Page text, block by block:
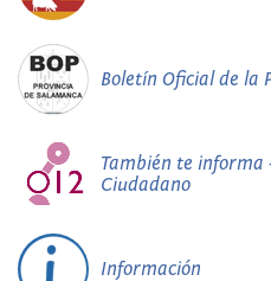
Boletín Oficial de la
También te informa
Ciudadano
Información